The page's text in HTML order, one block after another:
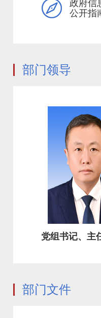
政府信
公开指
部门领导
党组书记、主
部门文件